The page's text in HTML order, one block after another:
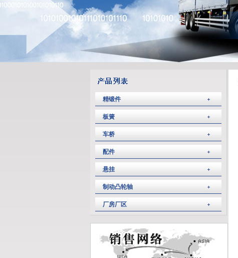
精锻件
板簧
车桥
配件
悬挂
制动凸轮轴
厂房厂区